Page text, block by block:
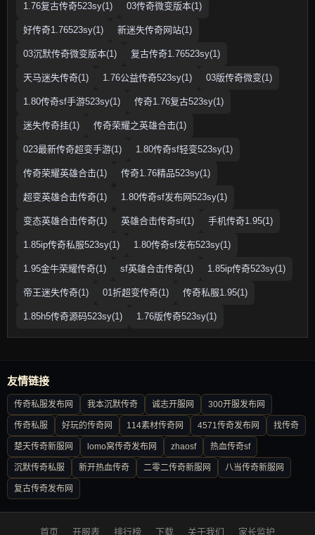
1.76复古传奇523sy(1) 03传奇微变版本(1)
好传奇1.76523sy(1) 新迷失传奇网站(1)
03沉默传奇微变版本(1) 复古传奇1.76523sy(1)
天马迷失传奇(1) 1.76公益传奇523sy(1) 03版传奇微变(1)
1.80传奇sf手游523sy(1) 传奇1.76复古523sy(1)
迷失传奇挂(1) 传奇荣耀之英雄合击(1)
023最新传奇超变手游(1) 1.80传奇sf轻变523sy(1)
传奇荣耀英雄合击(1) 传奇1.76精品523sy(1)
超变英雄合击传奇(1) 1.80传奇sf发布网523sy(1)
变态英雄合击传奇(1) 英雄合击传奇sf(1) 手机传奇1.95(1)
1.85ip传奇私服523sy(1) 1.80传奇sf发布523sy(1)
1.95金牛荣耀传奇(1) sf英雄合击传奇(1) 1.85ip传奇523sy(1)
帝王迷失传奇(1) 01折超变传奇(1) 传奇私服1.95(1)
1.85h5传奇源码523sy(1) 1.76版传奇523sy(1)
友情链接
传奇私服发布网 我本沉默传奇 诚志开服网 300开服发布网
传奇私服 好玩的传奇网 114素材传奇网 4571传奇发布网 找传奇
楚天传奇新服网 lomo窝传奇发布网 zhaosf 热血传奇sf
沉默传奇私服 新开热血传奇 二零二传奇新服网 八当传奇新服网
复古传奇发布网
首页 开服表 排行榜 下载 关于我们 家长监护